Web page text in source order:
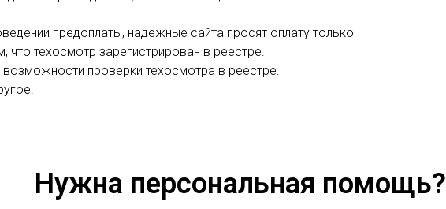
предоплаты, надежные сайта просят оплату только
что техосмотр зарегистрирован в реестре.
проверки техосмотра в реестре.
Нужна персональная помощь?